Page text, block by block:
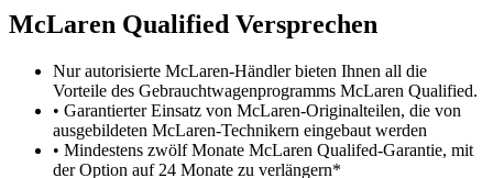
McLaren Qualified Versprechen
Nur autorisierte McLaren-Händler bieten Ihnen all die
Vorteile des Gebrauchtwagenprogramms McLaren Qualified.
• Garantierter Einsatz von McLaren-Originalteilen, die von
ausgebildeten McLaren-Technikern eingebaut werden
• Mindestens zwölf Monate McLaren Qualifed-Garantie, mit
der Option auf 24 Monate zu verlängern*